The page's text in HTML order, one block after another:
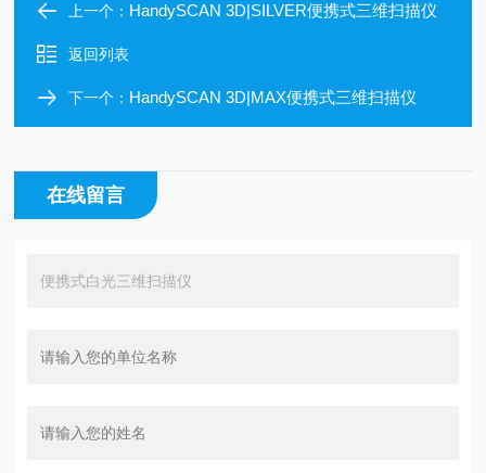
上一个： HandySCAN 3D|SILVER便携式三维扫描仪
返回列表
下一个： HandySCAN 3D|MAX便携式三维扫描仪
在线留言